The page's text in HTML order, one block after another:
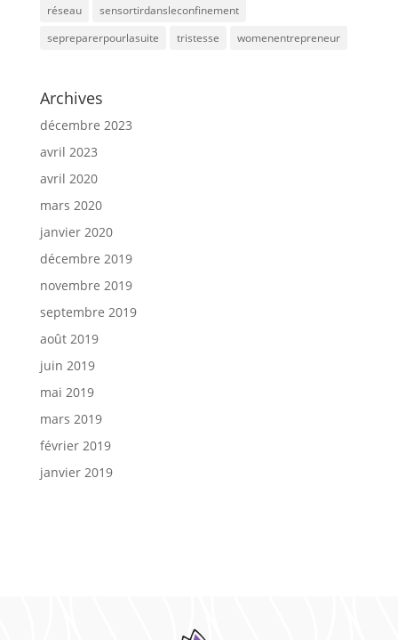
réseau
sensortirdansleconfinement
sepreparerpourlasuite
tristesse womenentrepreneur
Archives
décembre 2023
avril 2023
avril 2020
mars 2020
janvier 2020
décembre 2019
novembre 2019
septembre 2019
août 2019
juin 2019
mai 2019
mars 2019
février 2019
janvier 2019